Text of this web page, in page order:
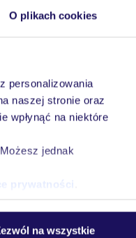
O plikach cookies
personalizowania
naszej stronie oraz
wpłynąć na niektóre
jednak
prywatności
na wszystkie
krajach